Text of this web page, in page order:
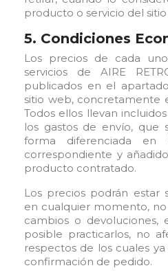
producto o servicio del
5. Condiciones
Los precios de cada
servicios de AIRE
publicados en el
sitio web, concretamente
Todos ellos llevan
los gastos de envío, que
forma diferenciada en
correspondiente y
producto contratado.
Los precios podrán estar
en cualquier momento,
cambios o devoluciones,
posible practicarlos, no
respectos de los cuales
confirmación de pedido.